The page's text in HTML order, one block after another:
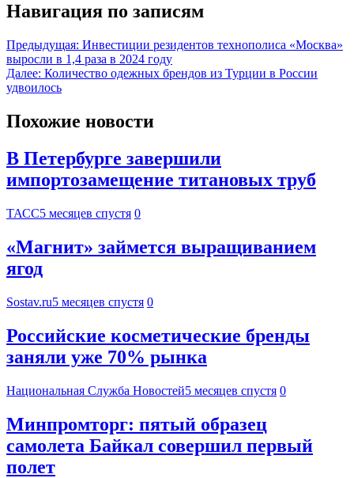
Навигация по записям
Предыдущая: Инвестиции резидентов технополиса «Москва»
выросли в 1,4 раза в 2024 году
Далее: Количество одежных брендов из Турции в России
удвоилось
Похожие новости
В Петербурге завершили
импортозамещение титановых труб
ТАСС5 месяцев спустя 0
«Магнит» займется выращиванием
ягод
Sostav.ru5 месяцев спустя 0
Российские косметические бренды
заняли уже 70% рынка
Национальная Служба Новостей5 месяцев спустя 0
Минпромторг: пятый образец
самолета Байкал совершил первый
полет